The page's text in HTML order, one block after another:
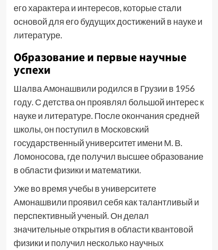
его характера и интересов, которые стали
основой для его будущих достижений в науке и
литературе.
Образование и первые научные
успехи
Шалва Амонашвили родился в Грузии в 1956
году. С детства он проявлял большой интерес к
науке и литературе. После окончания средней
школы, он поступил в Московский
государственный университет имени М. В.
Ломоносова, где получил высшее образование
в области физики и математики.
Уже во время учебы в университете
Амонашвили проявил себя как талантливый и
перспективный ученый. Он делал
значительные открытия в области квантовой
физики и получил несколько научных